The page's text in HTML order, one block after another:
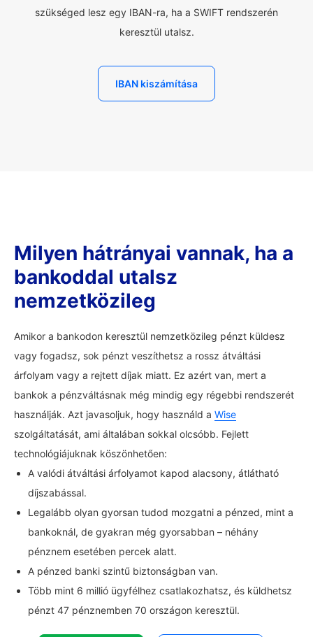
szükséged lesz egy IBAN-ra, ha a SWIFT rendszerén
keresztül utalsz.
IBAN kiszámítása
Milyen hátrányai vannak, ha a
bankoddal utalsz
nemzetközileg
Amikor a bankodon keresztül nemzetközileg pénzt küldesz
vagy fogadsz, sok pénzt veszíthetsz a rossz átváltási
árfolyam vagy a rejtett díjak miatt. Ez azért van, mert a
bankok a pénzváltásnak még mindig egy régebbi rendszerét
használják. Azt javasoljuk, hogy használd a Wise
szolgáltatását, ami általában sokkal olcsóbb. Fejlett
technológiájuknak köszönhetően:
A valódi átváltási árfolyamot kapod alacsony, átlátható
díjszabással.
Legalább olyan gyorsan tudod mozgatni a pénzed, mint a
bankoknál, de gyakran még gyorsabban – néhány
pénznem esetében percek alatt.
A pénzed banki szintű biztonságban van.
Több mint 6 millió ügyfélhez csatlakozhatsz, és küldhetsz
pénzt 47 pénznemben 70 országon keresztül.